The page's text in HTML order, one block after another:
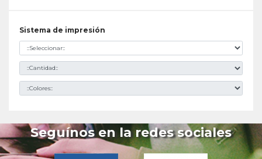
Sistema de impresión
Seguínos en la redes sociales